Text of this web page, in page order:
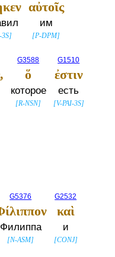
3S]
αὐτοῖς
им
[P-DPM]
G3588
ὅ
которое
[R-NSN]
G1510
ἐστιν
есть
[V-PAI-3S]
G5376
Филиппа
[N-ASM]
G2532
καὶ
и
[CONJ]